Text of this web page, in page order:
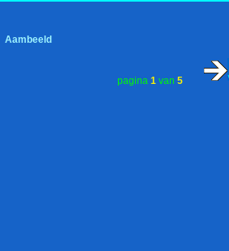
Aambeeld
pagina 1 van 5